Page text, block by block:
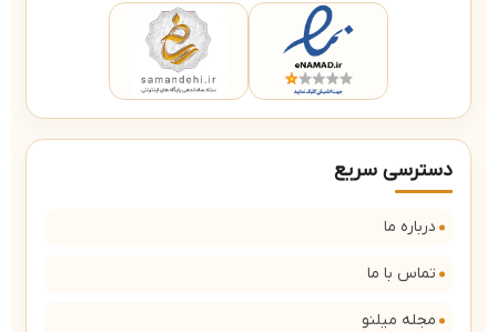
دسترسی سریع
درباره ما
تماس با ما
مجله میلنو